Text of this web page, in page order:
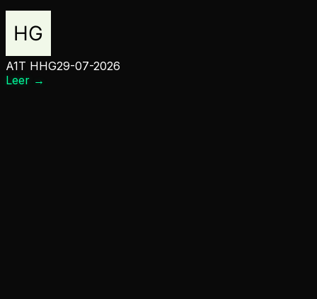
A1T HHG29-07-2026
Leer →